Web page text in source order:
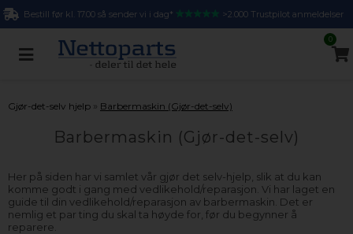
Bestill før kl. 17.00 så sender vi i dag* >2.000 Trustpilot anmeldelser
0
Gjør-det-selv hjelp » Barbermaskin (Gjør-det-selv)
Barbermaskin (Gjør-det-selv)
Her på siden har vi samlet vår gjør det selv-hjelp, slik at du kan
komme godt i gang med vedlikehold/reparasjon. Vi har laget en
guide til din vedlikehold/reparasjon av barbermaskin. Det er
nemlig et par ting du skal ta høyde for, før du begynner å
reparere.